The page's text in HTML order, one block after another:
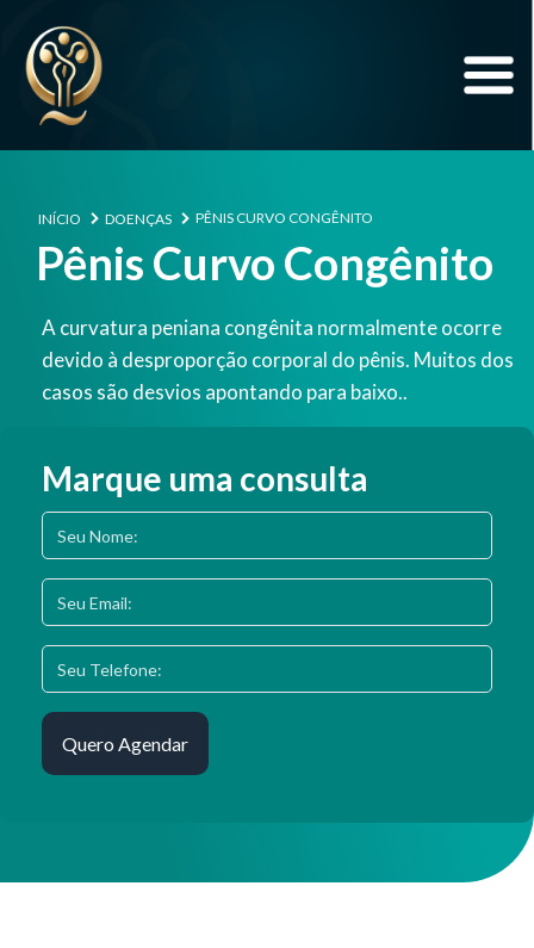
INÍCIO DOENÇAS PÊNIS CURVO CONGÊNITO
Pênis Curvo Congênito
A curvatura peniana congênita normalmente ocorre
devido à desproporção corporal do pênis. Muitos dos
casos são desvios apontando para baixo..
Marque uma consulta